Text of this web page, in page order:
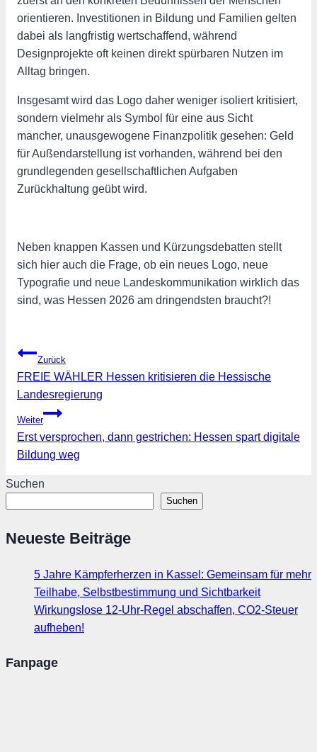
orientieren. Investitionen in Bildung und Familien gelten
dabei als langfristig wertschaffend, während
Designprojekte oft keinen direkt spürbaren Nutzen im
Alltag bringen.
Insgesamt wird das Logo daher weniger isoliert kritisiert,
sondern vielmehr als Symbol für eine aus Sicht
mancher, unausgewogene Finanzpolitik gesehen: Geld
für Außendarstellung ist vorhanden, während bei den
grundlegenden gesellschaftlichen Aufgaben
Zurückhaltung geübt wird.
Neben knappen Kassen und Kürzungsdebatten stellt
sich hier auch die Frage, ob ein neues Logo, neue
Typografie und neue Landeskommunikation wirklich das
sind, was Hessen 2026 am dringendsten braucht?!
Beitragsnavigation
Zurück
FREIE WÄHLER Hessen kritisieren die Hessische
Landesregierung
Weiter
Erst versprochen, dann gestrichen: Hessen spart digitale
Bildung weg
Suchen
Suchen
Neueste Beiträge
5 Jahre Kämpferherzen in Kassel: Gemeinsam für mehr
Teilhabe, Selbstbestimmung und Sichtbarkeit
Wirkungslose 12-Uhr-Regel abschaffen, CO2-Steuer
aufheben!
Fanpage